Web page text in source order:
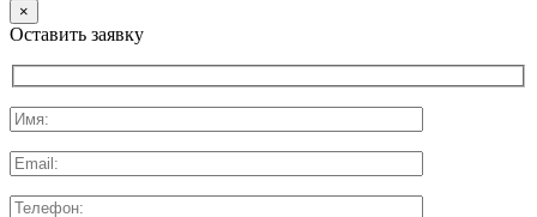
×
Оставить заявку